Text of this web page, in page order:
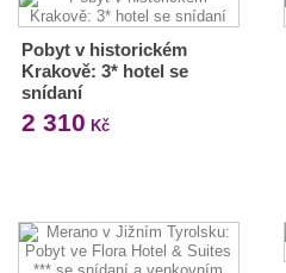
Pobyt v historickém
Krakově: 3* hotel se
snídaní
2 310 Kč